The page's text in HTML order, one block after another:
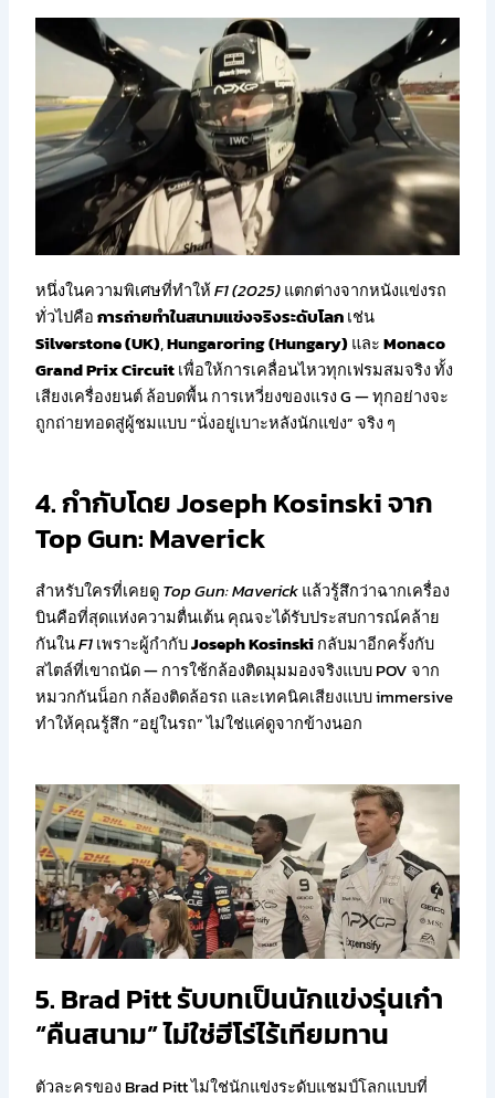
หนึ่งในความพิเศษที่ทำให้F1 (2025)แตกต่างจากหนังแข่งรถ
ทั่วไปคือการถ่ายทำในสนามแข่งจริงระดับโลกเช่น
Silverstone (UK),Hungaroring (Hungary)และMonaco
Grand Prix Circuitเพื่อให้การเคลื่อนไหวทุกเฟรมสมจริง ทั้ง
เสียงเครื่องยนต์ ล้อบดพื้น การเหวี่ยงของแรง G — ทุกอย่างจะ
ถูกถ่ายทอดสู่ผู้ชมแบบ “นั่งอยู่เบาะหลังนักแข่ง” จริง ๆ
4. กำกับโดย Joseph Kosinski จาก
Top Gun: Maverick
สำหรับใครที่เคยดูTop Gun: Maverickแล้วรู้สึกว่าฉากเครื่อง
บินคือที่สุดแห่งความตื่นเต้น คุณจะได้รับประสบการณ์คล้าย
กันในF1เพราะผู้กำกับJoseph Kosinskiกลับมาอีกครั้งกับ
สไตล์ที่เขาถนัด — การใช้กล้องติดมุมมองจริงแบบ POV จาก
หมวกกันน็อก กล้องติดล้อรถ และเทคนิคเสียงแบบ immersive
ทำให้คุณรู้สึก “อยู่ในรถ” ไม่ใช่แค่ดูจากข้างนอก
5. Brad Pitt รับบทเป็นนักแข่งรุ่นเก๋า
“คืนสนาม” ไม่ใช่ฮีโร่ไร้เทียมทาน
ตัวละครของ Brad Pitt ไม่ใช่นักแข่งระดับแชมป์โลกแบบที่